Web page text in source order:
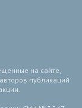
на сайте,
публикаций